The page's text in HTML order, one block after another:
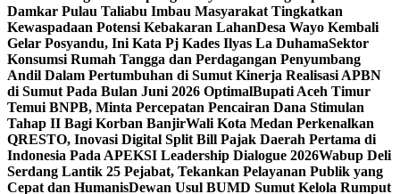
Damkar Pulau Taliabu Imbau Masyarakat Tingkatkan
Kewaspadaan Potensi Kebakaran LahanDesa Wayo Kembali
Gelar Posyandu, Ini Kata Pj Kades Ilyas La DuhamaSektor
Konsumsi Rumah Tangga dan Perdagangan Penyumbang
Andil Dalam Pertumbuhan di Sumut ‎ Kinerja Realisasi APBN
di Sumut Pada Bulan Juni 2026 Optimal‎‎Bupati Aceh Timur
Temui BNPB, Minta Percepatan Pencairan Dana Stimulan
Tahap II Bagi Korban BanjirWali Kota Medan Perkenalkan
QRESTO, Inovasi Digital Split Bill Pajak Daerah Pertama di
Indonesia Pada APEKSI Leadership Dialogue 2026Wabup Deli
Serdang Lantik 25 Pejabat, Tekankan Pelayanan Publik yang
Cepat dan HumanisDewan Usul BUMD Sumut Kelola Rumput